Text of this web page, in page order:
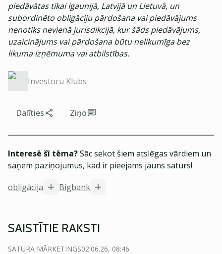
piedāvātas tikai Igaunijā, Latvijā un Lietuvā, un
subordinēto obligāciju pārdošana vai piedāvājums
nenotiks nevienā jurisdikcijā, kur šāds piedāvājums,
uzaicinājums vai pārdošana būtu nelikumīga bez
likuma izņēmuma vai atbilstības.
Investoru Klubs
Dalīties Ziņo
Interesē šī tēma?Sāc sekot šiem atslēgas vārdiem un
saņem paziņojumus, kad ir pieejams jauns saturs!
obligācija
Bigbank
SAISTĪTIE RAKSTI
SATURA MĀRKETINGS02.06.26, 08:46